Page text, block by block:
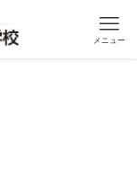
メニュー